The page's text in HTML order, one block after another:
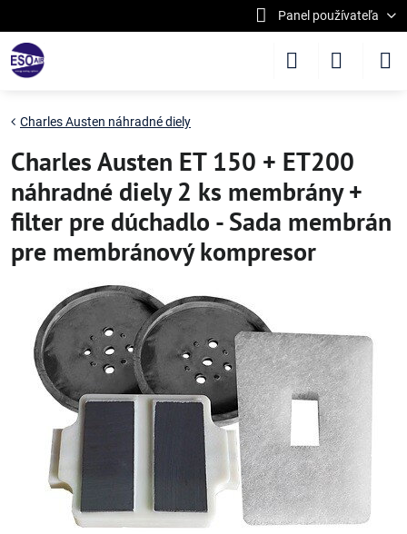
Panel používateľa
Charles Austen náhradné diely
Charles Austen ET 150 + ET200
náhradné diely 2 ks membrány +
filter pre dúchadlo - Sada membrán
pre membránový kompresor